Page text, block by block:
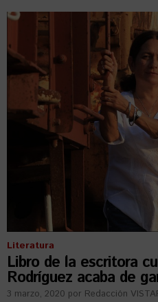
Literatura
Libro de la escritora
Rodríguez acaba de
3 marzo, 2020 por Redacción